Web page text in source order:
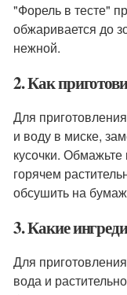
"Форель в тесте"
обжаривается до
нежной.
2. Как
Для
и воду в миске,
кусочки.
горячем
обсушить на
3. Какие
Для
вода и